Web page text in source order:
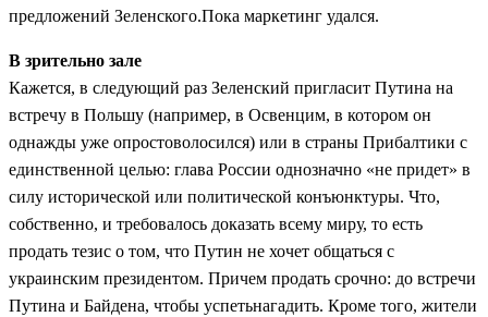
предложений Зеленского.Пока маркетинг удался.
В зрительно зале
Кажется, в следующий раз Зеленский пригласит Путина на
встречу в Польшу (например, в Освенцим, в котором он
однажды уже опростоволосился) или в страны Прибалтики с
единственной целью: глава России однозначно «не придет» в
силу исторической или политической конъюнктуры. Что,
собственно, и требовалось доказать всему миру, то есть
продать тезис о том, что Путин не хочет общаться с
украинским президентом. Причем продать срочно: до встречи
Путина и Байдена, чтобы успетьнагадить. Кроме того, жители